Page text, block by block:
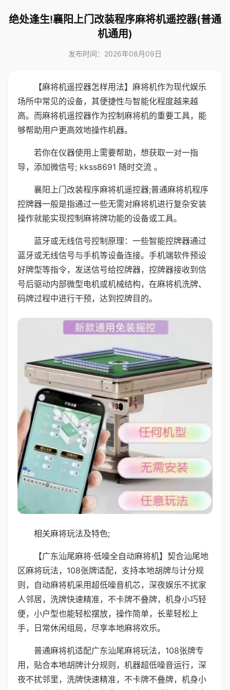
绝处逢生!襄阳上门改装程序麻将机遥控器(普通
机通用)
发布时间：2026年08月09日
【麻将机遥控器怎样用法】麻将机作为现代娱乐
场所中常见的设备，其便捷性与智能化程度越来越
高。而麻将机遥控器作为控制麻将机的重要工具，能
够帮助用户更高效地操作机器。
若你在仪器使用上需要帮助，想获取一对一指
导，添加微信号; kkss8691 随时交流 。
襄阳上门改装程序麻将机遥控器;普通麻将机程序
控牌器一般是指通过一些无需对麻将机进行复杂安装
操作就能实现控制麻将牌功能的设备或工具。
蓝牙或无线信号控制原理：一些智能控牌器通过
蓝牙或无线信号与手机等设备连接。手机端软件预设
好牌型等指令，发送信号给控牌器，控牌器接收到信
号后驱动内部微型电机或机械结构，在麻将机洗牌、
码牌过程中进行干预，达到控牌目的。
相关麻将玩法及特色;
【广东汕尾麻将·低噪全自动麻将机】契合汕尾地
区麻将玩法，108张牌适配，支持本地胡牌与计分规
则，自动麻将机采用超低噪音机芯，深夜娱乐不扰家
人邻居，洗牌快速精准，不卡牌不叠牌，机身小巧轻
便，小户型也能轻松摆放，操作简单，长辈轻松上
手，日常休闲组局，尽享本地麻将欢乐。
普通麻将机适配广东汕尾麻将玩法，108张牌专
用，贴合本地胡牌计分规则，机器超低噪音运行，深
夜不扰邻里，洗牌快速精准，不卡牌不叠牌，机身小